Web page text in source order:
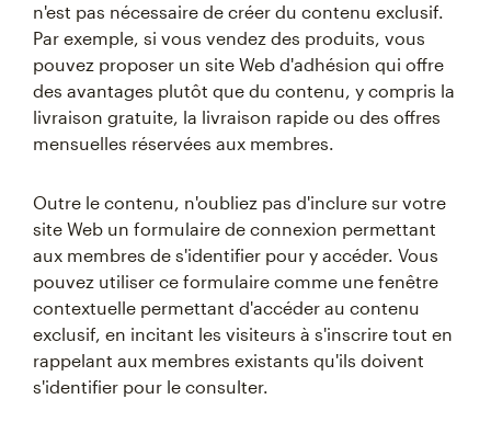
n'est pas nécessaire de créer du contenu exclusif.
Par exemple, si vous vendez des produits, vous
pouvez proposer un site Web d'adhésion qui offre
des avantages plutôt que du contenu, y compris la
livraison gratuite, la livraison rapide ou des offres
mensuelles réservées aux membres.
Outre le contenu, n'oubliez pas d'inclure sur votre
site Web un formulaire de connexion permettant
aux membres de s'identifier pour y accéder. Vous
pouvez utiliser ce formulaire comme une fenêtre
contextuelle permettant d'accéder au contenu
exclusif, en incitant les visiteurs à s'inscrire tout en
rappelant aux membres existants qu'ils doivent
s'identifier pour le consulter.